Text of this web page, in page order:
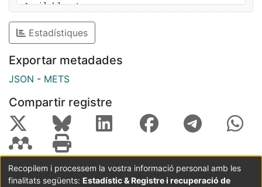
Available at:
Estadístiques
Exportar metadades
JSON - METS
Compartir registre
Coordinació:CRAI UB Avís legal Metadades
Recopilem i processem la vostra informació personal amb les
finalitats següents: Estadístic & Registre i recuperació de